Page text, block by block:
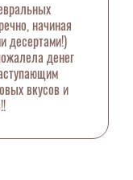
начиная
десертами!)
денег
вкусов и